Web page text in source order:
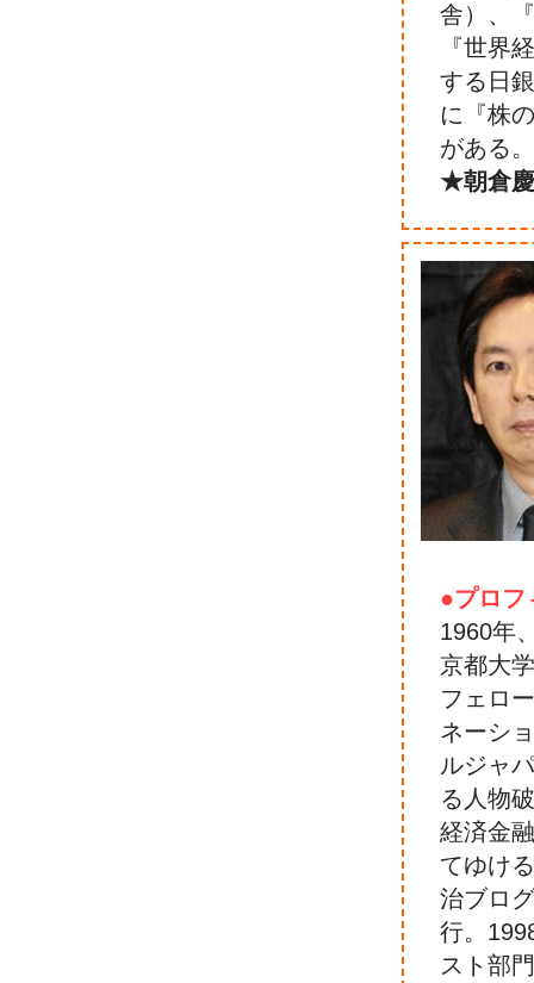
舎）、
『世界
する日
に『株
がある。
★朝倉
●プロフ
1960年
京都大
フェロ
ネーシ
ルジャ
る人物
経済金
てゆけ
治ブロ
行。
スト部